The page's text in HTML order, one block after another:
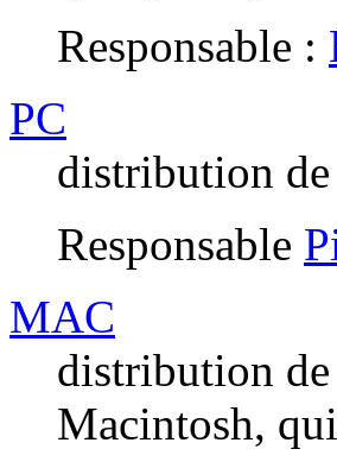
Responsable :
PC
distribution
Responsable
MAC
distribution
Macintosh,